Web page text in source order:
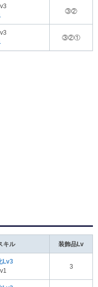
③②
③②①
キル 装飾品Lv
Lv3
3